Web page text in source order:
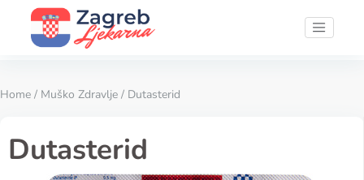
Home / Muško Zdravlje / Dutasterid
Dutasterid